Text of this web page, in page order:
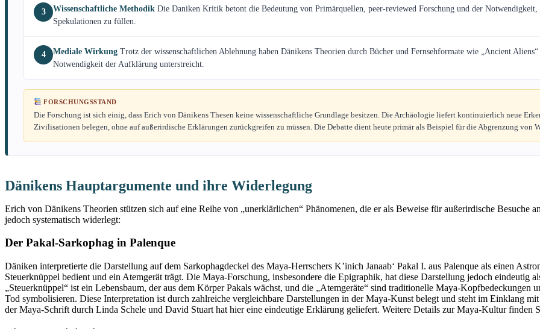
3 Wissenschaftliche Methodik Die Daniken Kritik betont die Bedeutung von Primärquellen, peer-reviewed Forschung und der
Spekulationen zu füllen.
4 Mediale Wirkung Trotz der wissenschaftlichen Ablehnung haben Dänikens Theorien durch Bücher und Fernsehformate wie „Ancient
Notwendigkeit der Aufklärung unterstreicht.
FORSCHUNGSSTAND
Die Forschung ist sich einig, dass Erich von Dänikens Thesen keine wissenschaftliche Grundlage besitzen. Die Archäologie liefert kontinuierlich neue
Zivilisationen belegen, ohne auf außerirdische Erklärungen zurückgreifen zu müssen. Die Debatte dient heute primär als Beispiel für die Abgrenzung von
Dänikens Hauptargumente und ihre Widerlegung
Erich von Dänikens Theorien stützen sich auf eine Reihe von „unerklärlichen“ Phänomenen, die er als Beweise für außerirdische
jedoch systematisch widerlegt:
Der Pakal-Sarkophag in Palenque
Däniken interpretierte die Darstellung auf dem Sarkophagdeckel des Maya-Herrschers K’inich Janaab‘ Pakal I. aus Palenque als einen
Steuerknüppel bedient und ein Atemgerät trägt. Die Maya-Forschung, insbesondere die Epigraphik, hat diese Darstellung jedoch eindeutig
„Steuerknüppel“ ist ein Lebensbaum, der aus dem Körper Pakals wächst, und die „Atemgeräte“ sind traditionelle Maya-
Tod symbolisieren. Diese Interpretation ist durch zahlreiche vergleichbare Darstellungen in der Maya-Kunst belegt und steht im Einklang
der Maya-Schrift durch Linda Schele und David Stuart hat hier eine eindeutige Erklärung geliefert. Weitere Details zur Maya-Kultur finden